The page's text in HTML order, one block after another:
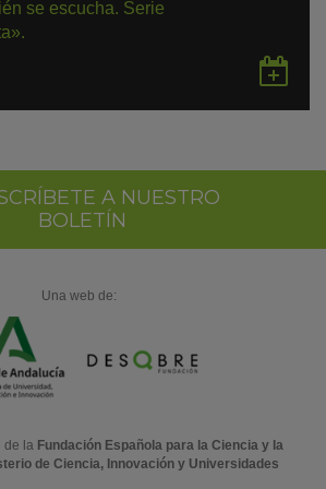
se escucha. Serie
en
A NUESTRO
BOLETÍN
Una web de:
de la Fundación Española para la Ciencia y la
de Ciencia, Innovación y Universidades